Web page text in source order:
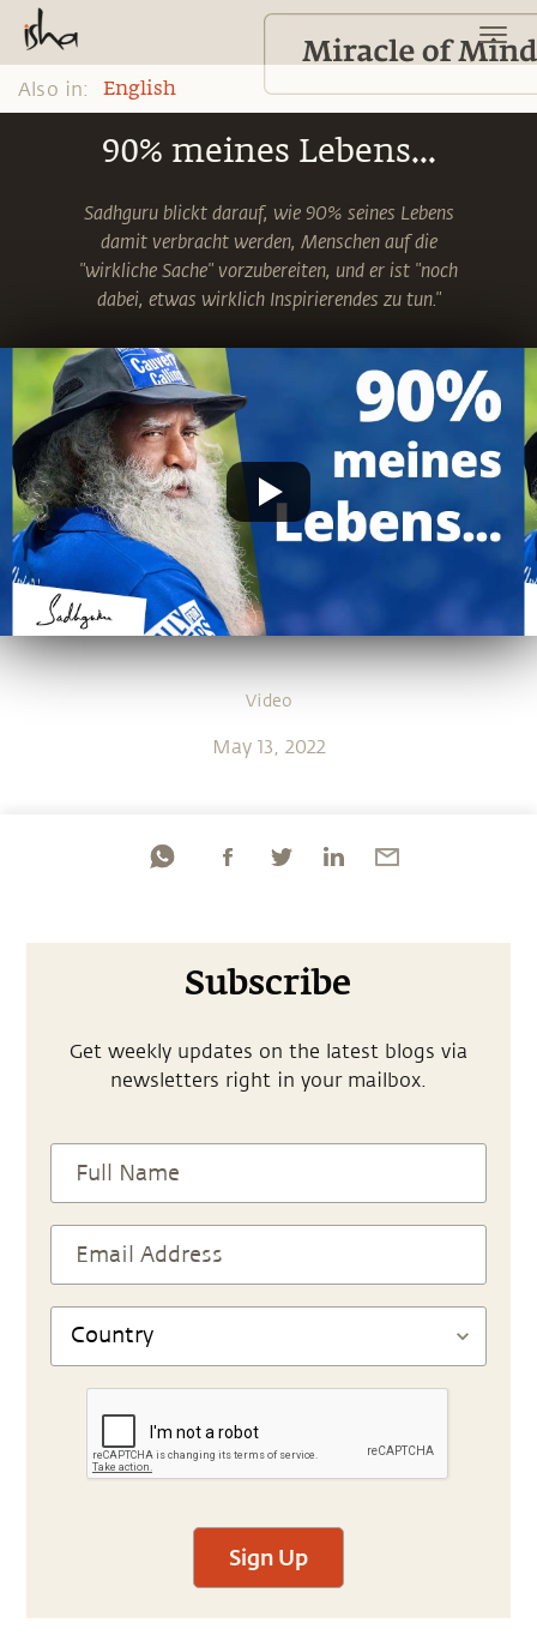
Also in: English
90% meines Lebens...
Sadhguru blickt darauf, wie 90% seines Lebens
damit verbracht werden, Menschen auf die
"wirkliche Sache" vorzubereiten, und er ist "noch
dabei, etwas wirklich Inspirierendes zu tun."
Video
May 13, 2022
Subscribe
Get weekly updates on the latest blogs via
newsletters right in your mailbox.
Sign Up